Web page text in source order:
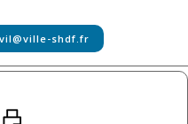
shdf.fr